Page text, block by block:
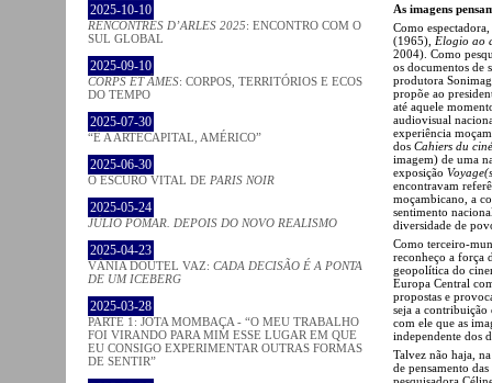
2025-10-10
RENCONTRES D’ARLES 2025: ENCONTRO COM O
SUL GLOBAL
2025-09-10
CORPS ET ÂMES: CORPOS, TERRITÓRIOS E ECOS
DO TEMPO
2025-07-30
“É A ARTECAPITAL, AMÉRICO”
2025-06-30
O ESCURO VITAL DE PARIS NOIR
2025-05-24
JÚLIO POMAR. DEPOIS DO NOVO REALISMO
2025-04-23
VÂNIA DOUTEL VAZ: CADA DECISÃO É A PONTA
DE UM ICEBERG
2025-03-28
PARTE 1: JOTA MOMBAÇA - “O MEU TRABALHO
FOI VIRANDO PARA MIM ESSE LUGAR EM QUE
EU CONSIGO EXPERIMENTAR OUTRAS FORMAS
DE SENTIR”
As imagens
Como
(1965), Elogio ao
2004). Como
os documentos de
produtora
propõe ao
até aquele
audiovisual
experiência
dos Cahiers du
imagem) de uma
exposição
encontravam
moçambicano, a
sentimento
diversidade de
Como terceiro-
reconheço a força
geopolítica do
Europa Central
propostas e
seja a contribuição
com ele que as
independente dos
Talvez não haja,
de pensamento